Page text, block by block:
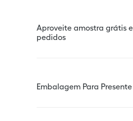
Aproveite amostra grátis
pedidos
Embalagem Para Presente